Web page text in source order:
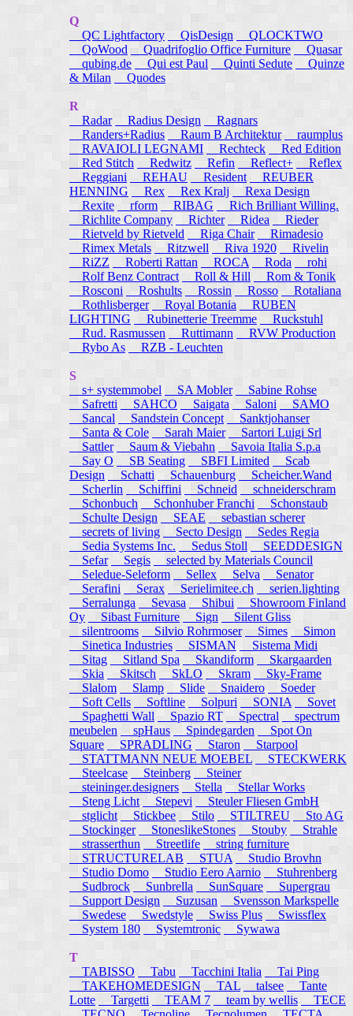
Q
QC Lightfactory
QisDesign
QLOCKTWO
QoWood Quadrifoglio Office Furniture
Quasar
qubing.de
Qui est Paul Quinti Sedute
Quinze
& Milan
Quodes
R
Radar
Radius Design
Ragnars
Randers+Radius
Raum B Architektur raumplus
RAVAIOLI LEGNAMI
Rechteck
Red Edition
Red Stitch
Redwitz Refin Reflect+
Reflex
Reggiani
REHAU Resident
REUBER
HENNING
Rex Rex Kralj
Rexa Design
Rexite
rform RIBAG
Rich Brilliant Willing.
Richlite Company
Richter Ridea
Rieder
Rietveld by Rietveld
Riga Chair
Rimadesio
Rimex Metals
Ritzwell Riva 1920
Rivelin
RiZZ
Roberti Rattan ROCA Roda
rohi
Rolf Benz Contract
Roll & Hill
Rom & Tonik
Rosconi Roshults Rossin Rosso
Rotaliana
Rothlisberger
Royal Botania
RUBEN
LIGHTING
Rubinetterie Treemme
Ruckstuhl
Rud. Rasmussen
Ruttimann
RVW Production
Rybo As
RZB - Leuchten
S
s+ systemmobel
SA Mobler
Sabine Rohse
Safretti
SAHCO Saigata Saloni
SAMO
Sancal
Sandstein Concept
Sanktjohanser
Santa & Cole
Sarah Maier
Sartori Luigi Srl
Sattler
Saum & Viebahn
Savoia Italia S.p.a
Say O
SB Seating SBFI Limited
Scab
Design
Schatti Schauenburg
Scheicher.Wand
Scherlin
Schiffini Schneid
schneiderschram
Schonbuch
Schonhuber Franchi
Schonstaub
Schulte Design
SEAE
sebastian scherer
secrets of living
Secto Design
Sedes Regia
Sedia Systems Inc.
Sedus Stoll
SEEDDESIGN
Sefar
Segis
selected by Materials Council
Seledue-Seleform
Sellex Selva
Senator
Serafini
Serax Serielimitee.ch
serien.lighting
Serralunga
Sevasa Shibui
Showroom Finland
Oy
Sibast Furniture Sign
Silent Gliss
silentrooms
Silvio Rohrmoser Simes Simon
Sinetica Industries
SISMAN
Sistema Midi
Sitag
Sitland Spa Skandiform
Skargaarden
Skia
Skitsch SkLO Skram
Sky-Frame
Slalom
Slamp Slide Snaidero
Soeder
Soft Cells
Softline Solpuri SONIA
Sovet
Spaghetti Wall
Spazio RT Spectral
spectrum
meubelen
spHaus Spindegarden
Spot On
Square
SPRADLING Staron
Starpool
STATTMANN NEUE MOEBEL
STECKWERK
Steelcase
Steinberg
Steiner
steininger.designers
Stella Stellar Works
Steng Licht
Stepevi
Steuler Fliesen GmbH
stglicht
Stickbee Stilo STILTREU
Sto AG
Stockinger
StoneslikeStones Stouby
Strahle
strasserthun
Streetlife
string furniture
STRUCTURELAB
STUA
Studio Brovhn
Studio Domo
Studio Eero Aarnio
Stuhrenberg
Sudbrock
Sunbrella SunSquare
Supergrau
Support Design
Suzusan
Svensson Markspelle
Swedese
Swedstyle Swiss Plus
Swissflex
System 180
Systemtronic Sywawa
T
TABISSO
Tabu Tacchini Italia
Tai Ping
TAKEHOMEDESIGN
TAL talsee
Tante
Lotte
Targetti TEAM 7 team by wellis
TECE